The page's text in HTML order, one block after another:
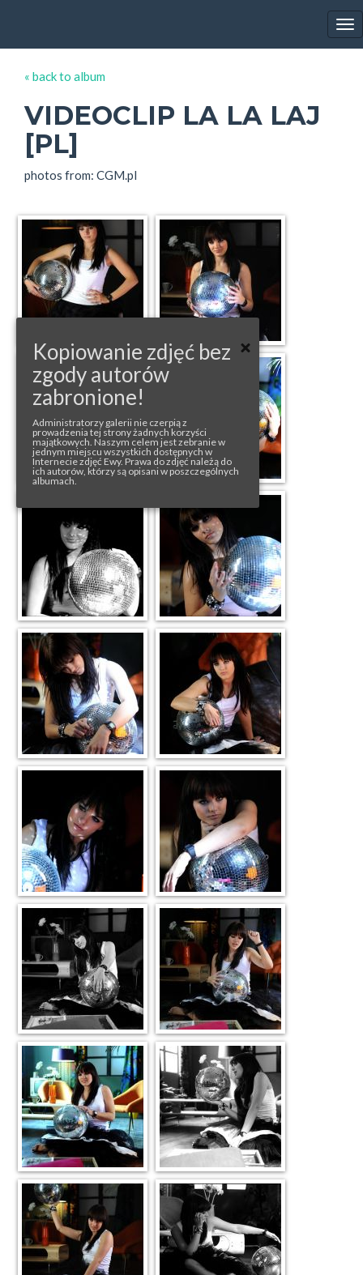
« back to album
VIDEOCLIP LA LA LAJ
[PL]
photos from: CGM.pl
Kopiowanie zdjęć bez
zgody autorów
zabronione!
Administratorzy galerii nie czerpią z
prowadzenia tej strony żadnych korzyści
majątkowych. Naszym celem jest zebranie w
jednym miejscu wszystkich dostępnych w
Internecie zdjęć Ewy. Prawa do zdjęć należą do
ich autorów, którzy są opisani w poszczególnych
albumach.